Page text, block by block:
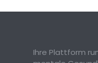
Ihre Plattform